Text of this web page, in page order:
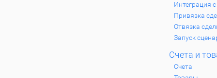
Интеграция
Привязка
Отвязка
Запуск
Счета и
Счета